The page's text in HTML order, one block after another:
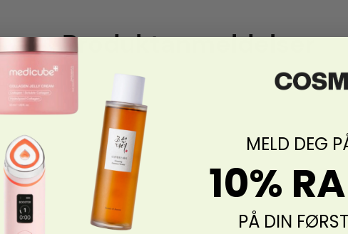
Produktanmeldelser
MELD DEG
10%
PÅ DIN